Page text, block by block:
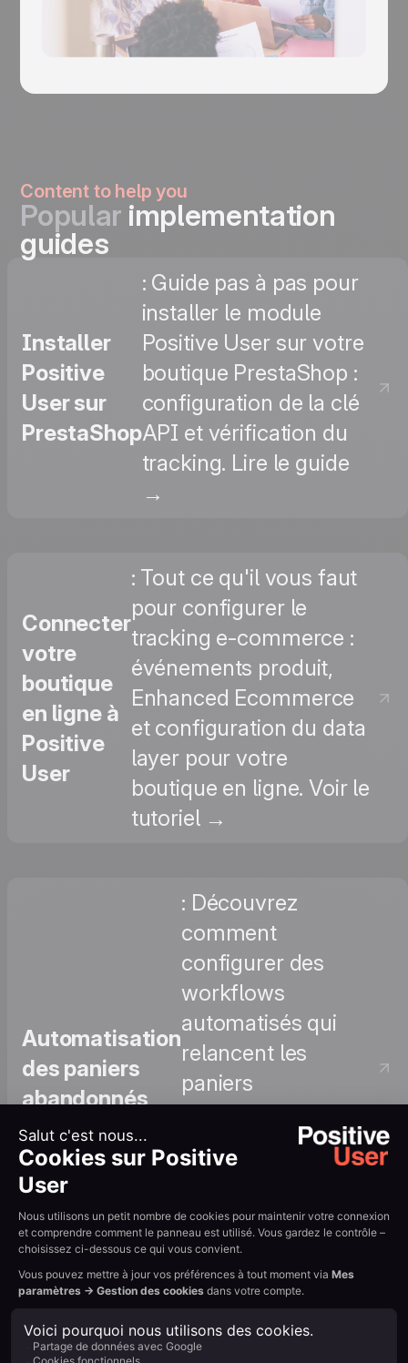
Content to help you
Popular implementation
guides
Installer
Positive
User sur
PrestaShop
: Guide pas à pas pour
installer le module
Positive User sur votre
boutique PrestaShop :
configuration de la clé
API et vérification du
tracking. Lire le guide
→
Connecter
votre
boutique
en ligne à
Positive
User
: Tout ce qu'il vous faut
pour configurer le
tracking e-commerce :
événements produit,
Enhanced Ecommerce
et configuration du data
layer pour votre
boutique en ligne. Voir le
tutoriel →
Automatisation
des paniers
abandonnés
: Découvrez
comment
configurer des
workflows
automatisés qui
relancent les
paniers
abandonnés avec
des séquences
email
Voir le tutoriel →
: Configurez le data
layer Enhanced